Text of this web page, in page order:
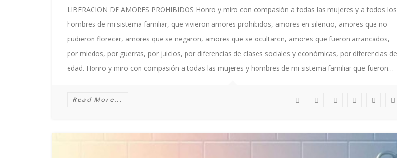
Amores
LIBERACION DE AMORES PROHIBIDOS Honro y miro con compasión a todas las mujeres y a todos los
hombres de mi sistema familiar, que vivieron amores prohibidos, amores en silencio, amores que no
pudieron florecer, amores que se negaron, amores que se ocultaron, amores que fueron arrancados,
por miedos, por guerras, por juicios, por diferencias de clases sociales y económicas, por diferencias de
edad. Honro y miro con compasión a todas las mujeres y hombres de mi sistema familiar que fueron…
Read More...